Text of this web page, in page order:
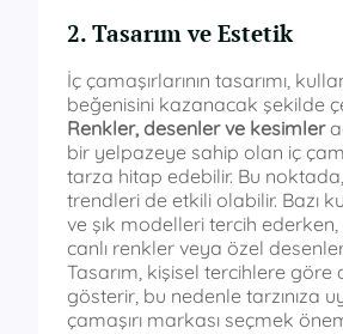
2. Tasarım ve Estetik
İç çamaşırlarının tasarımı,
beğenisini kazanacak şekilde
Renkler, desenler ve kesimler
bir yelpazeye sahip olan iç
tarza hitap edebilir. Bu
trendleri de etkili olabilir. Bazı
ve şık modelleri tercih
canlı renkler veya özel
Tasarım, kişisel tercihlere göre
gösterir, bu nedenle tarzınıza
çamaşırı markası seçmek